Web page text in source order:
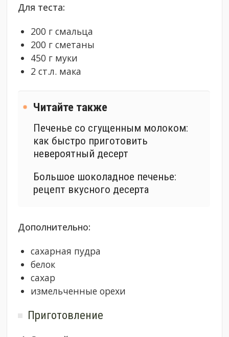
Для теста:
200 г смальца
200 г сметаны
450 г муки
2 ст.л. мака
Читайте также
Печенье со сгущенным молоком:
как быстро приготовить
невероятный десерт
Большое шоколадное печенье:
рецепт вкусного десерта
Дополнительно:
сахарная пудра
белок
сахар
измельченные орехи
Приготовление